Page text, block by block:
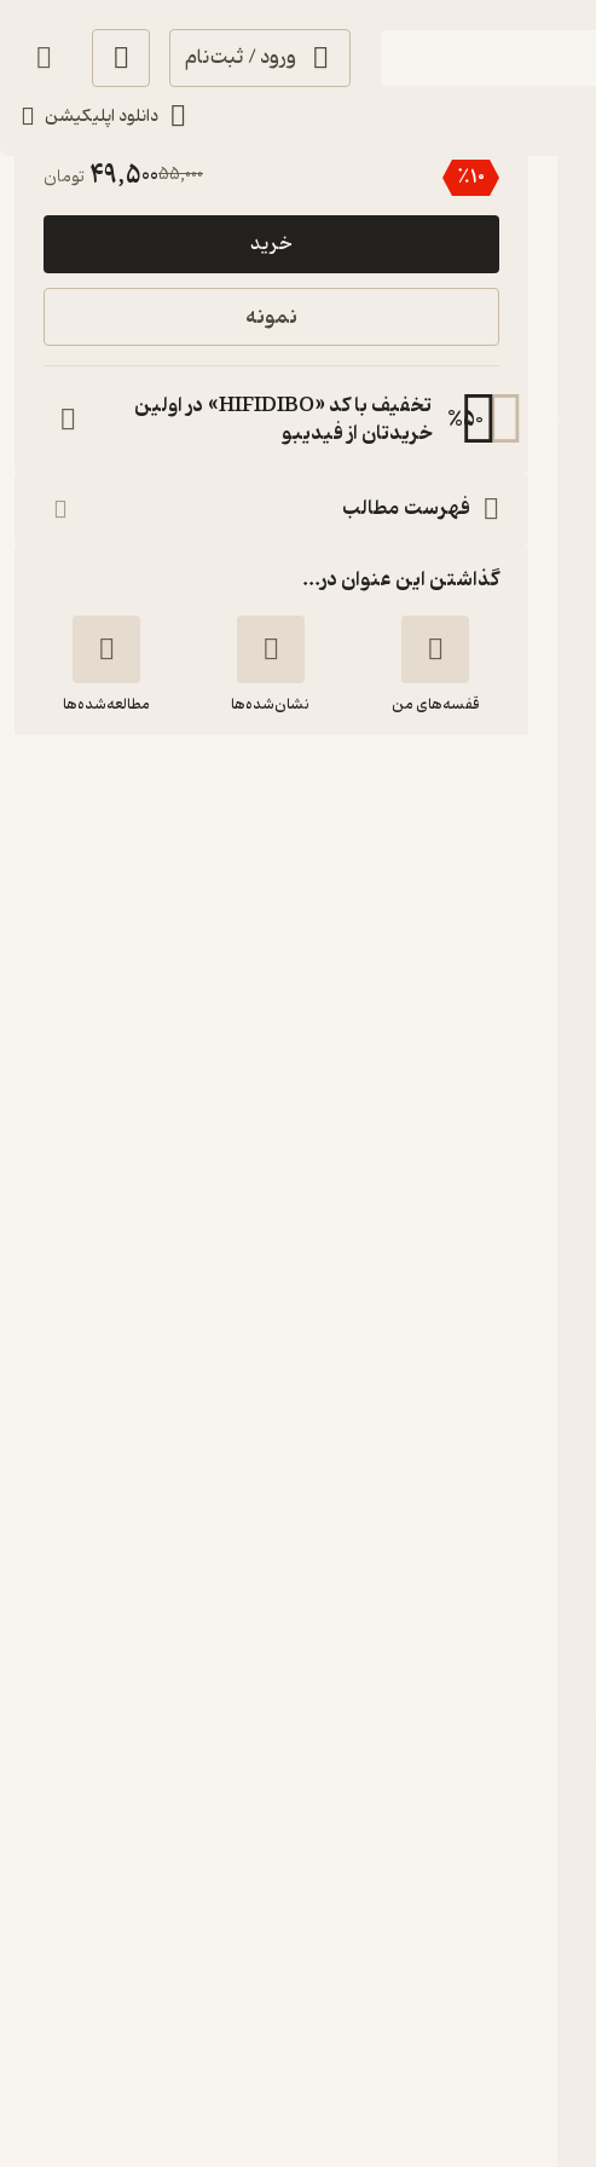
ورود / ثبت‌نام
دانلود اپلیکیشن
٪10
55,000
49,500 تومان
خرید
نمونه
%50
تخفیف با کد «HIFIDIBO» در اولین
خریدتان از فیدیبو
فهرست مطالب
گذاشتن این عنوان در...
قفسه‌های من نشان‌شده‌ها مطالعه‌شده‌ها